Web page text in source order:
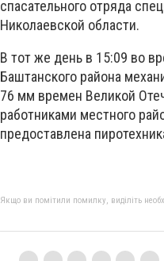
спасательного отряда
Николаевской области.
В тот же день в 15:09 во
Баштанского района
76 мм времен Великой
работниками местного
предоставлена
Якщо ви помітили помилку, виділіть